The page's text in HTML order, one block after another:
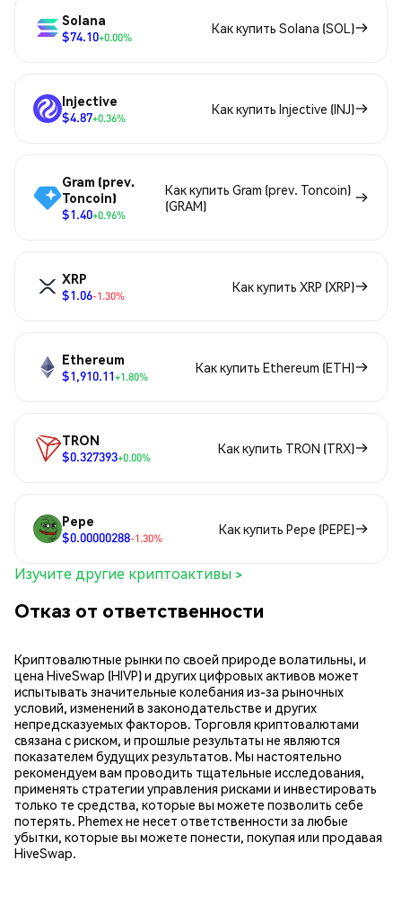
Solana
$74.10+0.00%
Как купить Solana (SOL)
Injective
$4.87+0.36%
Как купить Injective (INJ)
Gram (prev.
Toncoin)
$1.40+0.96%
Как купить Gram (prev. Toncoin)
(GRAM)
XRP
$1.06-1.30%
Как купить XRP (XRP)
Ethereum
$1,910.11+1.80%
Как купить Ethereum (ETH)
TRON
$0.327393+0.00%
Как купить TRON (TRX)
Pepe
$0.00000288-1.30%
Как купить Pepe (PEPE)
Изучите другие криптоактивы >
Отказ от ответственности
Криптовалютные рынки по своей природе волатильны, и
цена HiveSwap (HIVP) и других цифровых активов может
испытывать значительные колебания из-за рыночных
условий, изменений в законодательстве и других
непредсказуемых факторов. Торговля криптовалютами
связана с риском, и прошлые результаты не являются
показателем будущих результатов. Мы настоятельно
рекомендуем вам проводить тщательные исследования,
применять стратегии управления рисками и инвестировать
только те средства, которые вы можете позволить себе
потерять. Phemex не несет ответственности за любые
убытки, которые вы можете понести, покупая или продавая
HiveSwap.